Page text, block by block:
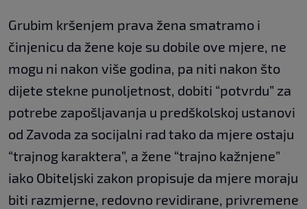
Grubim kršenjem prava žena smatramo i
činjenicu da žene koje su dobile ove mjere, ne
mogu ni nakon više godina, pa niti nakon što
dijete stekne punoljetnost, dobiti “potvrdu” za
potrebe zapošljavanja u predškolskoj ustanovi
od Zavoda za socijalni rad tako da mjere ostaju
“trajnog karaktera”, a žene “trajno kažnjene”
iako Obiteljski zakon propisuje da mjere moraju
biti razmjerne, redovno revidirane, privremene